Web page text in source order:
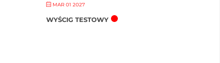
MAR 01 2027
WYŚCIG TESTOWY